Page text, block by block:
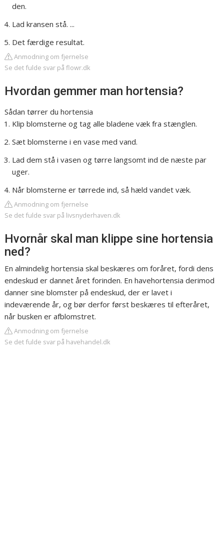
den.
Lad kransen stå. ...
Det færdige resultat.
Anmodning om fjernelse
Se det fulde svar på flowr.dk
Hvordan gemmer man hortensia?
Sådan tørrer du hortensia
Klip blomsterne og tag alle bladene væk fra stænglen.
Sæt blomsterne i en vase med vand.
Lad dem stå i vasen og tørre langsomt ind de næste par
uger.
Når blomsterne er tørrede ind, så hæld vandet væk.
Anmodning om fjernelse
Se det fulde svar på livsnyderhaven.dk
Hvornår skal man klippe sine hortensia
ned?
En almindelig hortensia skal beskæres om foråret, fordi dens
endeskud er dannet året forinden. En havehortensia derimod
danner sine blomster på endeskud, der er lavet i
indeværende år, og bør derfor først beskæres til efteråret,
når busken er afblomstret.
Anmodning om fjernelse
Se det fulde svar på havehandel.dk